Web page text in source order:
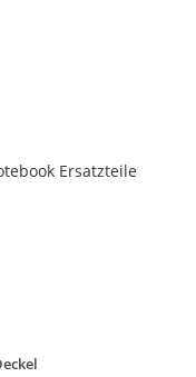
Ersatzteile